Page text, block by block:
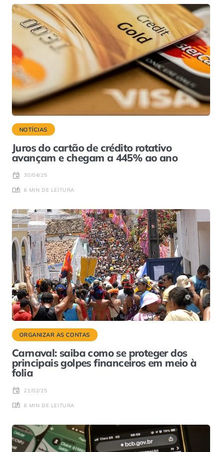
NOTÍCIAS
Juros do cartão de crédito rotativo
avançam e chegam a 445% ao ano
30/04/25
6 MIN DE LEITURA
ORGANIZAR AS CONTAS
Carnaval: saiba como se proteger dos
principais golpes financeiros em meio à
folia
21/02/25
6 MIN DE LEITURA